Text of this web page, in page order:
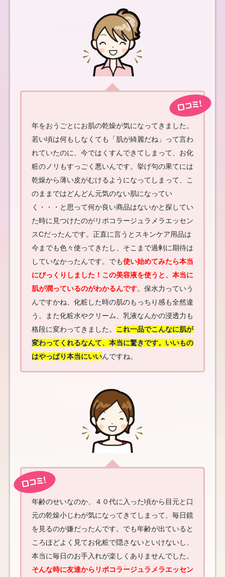
年をおうごとにお肌の乾燥が気になってきました。
若い頃は何もしなくても「肌が綺麗だね」って言わ
れていたのに、今ではくすんできてしまって、お化
粧のノリもすっごく悪いんです。挙げ句の果てには
乾燥から薄い皮がむけるようになってしまって、こ
のままではどんどん元気のない肌になってい
く・・・と思って何か良い商品はないかと探してい
た時に見つけたのがリポコラージュラメラエッセン
スCだったんです。正直に言うとスキンケア用品は
今までも色々使ってきたし、そこまで過剰に期待は
していなかったんです。でも使い始めてみたら本当
にびっくりしました！この美容液を使うと、本当に
肌が潤っているのがわかるんです。保水力っていう
んですかね、化粧した時の肌のもっちり感も全然違
う。また化粧水やクリーム、乳液なんかの浸透力も
格段に変わってきました。 これ一品でこんなに肌が
変わってくれるなんて、本当に驚きです。いいもの
はやっぱり本当にいいんですね。
年齢のせいなのか、４０代に入った頃から目元と口
元の乾燥小じわが気になってきてしまって、毎日鏡
を見るのが嫌だったんです。でも年齢が出ていると
ころほどよく見てお化粧で隠さないといけないし、
本当に毎日のお手入れが楽しくありませんでした。
そんな時に友達からリポコラージュラメラエッセン